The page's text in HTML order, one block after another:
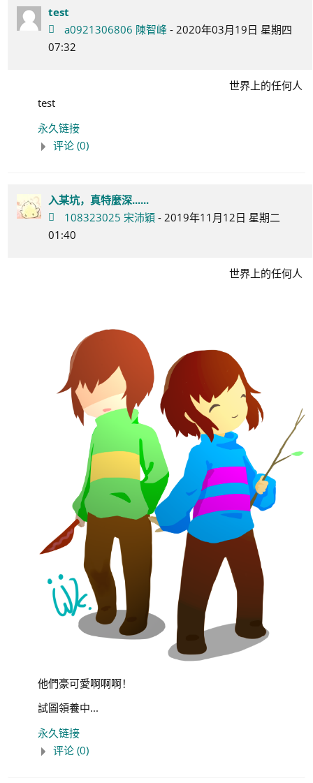
test
a0921306806 陳智峰- 2020年03月19日 星期四
07:32
世界上的任何人
test
永久链接
评论 (0)
入某坑，真特麼深......
108323025 宋沛穎- 2019年11月12日 星期二
01:40
世界上的任何人
他們豪可愛啊啊啊！
試圖領養中...
永久链接
评论 (0)